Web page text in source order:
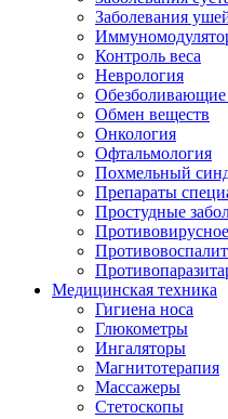
Заболевания
Контроль веса
Неврология
Обезболивающие
Обмен веществ
Онкология
Офтальмология
Похмельный
Препараты
Простудные
Медицинская техника
Гигиена носа
Глюкометры
Ингаляторы
Магнитотерапия
Массажеры
Стетоскопы